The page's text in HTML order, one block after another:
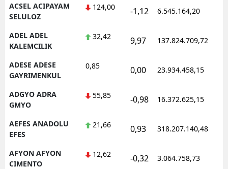
ACSEL ACIPAYAM
SELULOZ
124,00 -1,12 6.545.164,20
ADEL ADEL
KALEMCILIK
32,42 9,97 137.824.709,72
ADESE ADESE
GAYRIMENKUL
0,85 0,00 23.934.458,15
ADGYO ADRA
GMYO
55,85 -0,98 16.372.625,15
AEFES ANADOLU
EFES
21,66 0,93 318.207.140,48
AFYON AFYON
CIMENTO
12,62 -0,32 3.064.758,73